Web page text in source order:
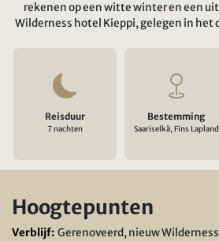
rekenen op een witte winter en een
Wilderness hotel Kieppi, gelegen in het
Reisduur
7 nachten
Bestemming
Saariselkä, Fins Lapland
Hoogtepunten
Verblijf: Gerenoveerd, nieuw